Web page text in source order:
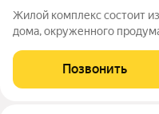
Жилой комплекс состоит
дома, окруженного
Комплекс находится в уже
необходимое для жизни. На
Позвонить